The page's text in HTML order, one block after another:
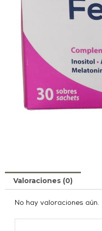
Valoraciones (0)
No hay valoraciones aún.